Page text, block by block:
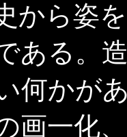
沿線風景 宗
の写真を追
沿線風景 札
沿線風景 函
から姿
ある。
何かが
画一化